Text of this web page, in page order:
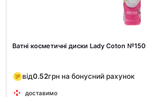
Ватні косметичні диски Lady Coton №150
від0.52грн на бонусний рахунок
доставимо